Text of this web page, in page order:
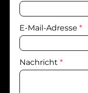
E-Mail-Adresse *
Nachricht *